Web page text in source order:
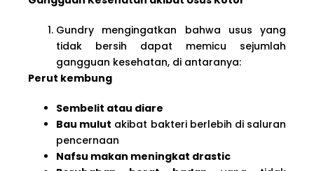
Gundry mengingatkan bahwa usus yang
tidak bersih dapat memicu sejumlah
gangguan kesehatan, di antaranya:
Perut kembung
Sembelit atau diare
Bau mulut akibat bakteri berlebih di saluran
pencernaan
Nafsu makan meningkat drastic